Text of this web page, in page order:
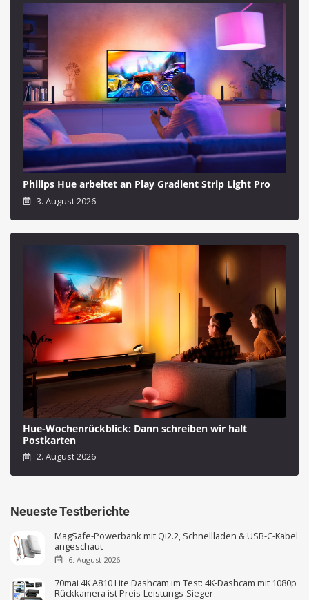
Philips Hue arbeitet an Play Gradient Strip Light Pro
3. August 2026
Hue-Wochenrückblick: Dann schreiben wir halt
Postkarten
2. August 2026
Neueste Testberichte
MagSafe-Powerbank mit Qi2.2, Schnellladen & USB-C-Kabel
angeschaut
6. August 2026
70mai 4K A810 Lite Dashcam im Test: 4K-Dashcam mit 1080p
Rückkamera ist Preis-Leistungs-Sieger